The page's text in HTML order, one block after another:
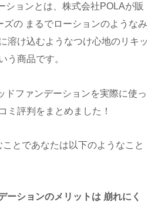
ションとは、株式会社POLAが販
ズの まるでローションのようなみ
溶け込むようなつけ心地のリキッ
う商品です。
ドファンデーションを実際に使っ
ミ評判をまとめました！
とであなたは以下のようなこと
ーションのメリットは 崩れにく